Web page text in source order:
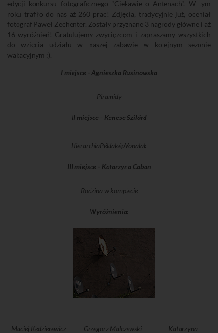
edycji konkursu fotograficznego "Ciekawie o Antenach". W tym
roku trafiło do nas aż 260 prac! Zdjęcia, tradycyjnie już, oceniał
fotograf Paweł Zechenter. Zostały przyznane 3 nagrody główne i aż
16 wyróżnień! Gratulujemy zwycięzcom i zapraszamy wszystkich
do wzięcia udziału w naszej zabawie w kolejnym sezonie
wakacyjnym :).
I miejsce - Agnieszka Rusinowska
Piramidy
II miejsce - Kenese Szilárd
HierarchiaPéldaképVonalak
III miejsce - Katarzyna Caban
Rodzina w komplecie
Wyróżnienia:
Maciej Kędzierewicz
Grzegorz Malczewski
Katarzyna